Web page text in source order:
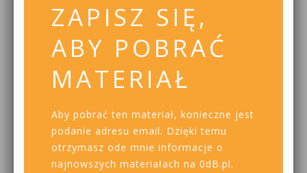
ZAPISZ SIĘ,
ABY POBRAĆ
MATERIAŁ
Aby pobrać ten materiał, konieczne jest
podanie adresu email. Dzięki temu
otrzymasz ode mnie informacje o
najnowszych materiałach na 0dB.pl.